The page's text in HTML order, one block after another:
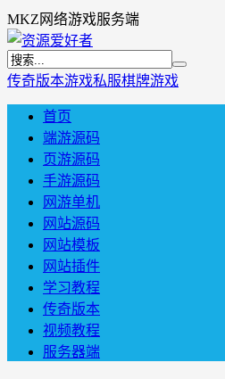
MKZ网络游戏服务端
传奇版本游戏私服棋牌游戏
首页
端游源码
页游源码
手游源码
网游单机
网站源码
网站模板
网站插件
学习教程
传奇版本
视频教程
服务器端